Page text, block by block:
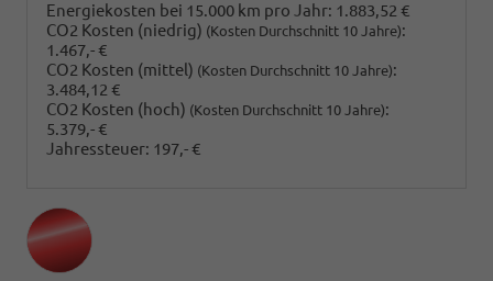
Energiekosten bei 15.000 km pro Jahr: 1.883,52 €
CO2 Kosten (niedrig) (Kosten Durchschnitt 10 Jahre):
1.467,- €
CO2 Kosten (mittel) (Kosten Durchschnitt 10 Jahre):
3.484,12 €
CO2 Kosten (hoch) (Kosten Durchschnitt 10 Jahre):
5.379,- €
Jahressteuer: 197,- €